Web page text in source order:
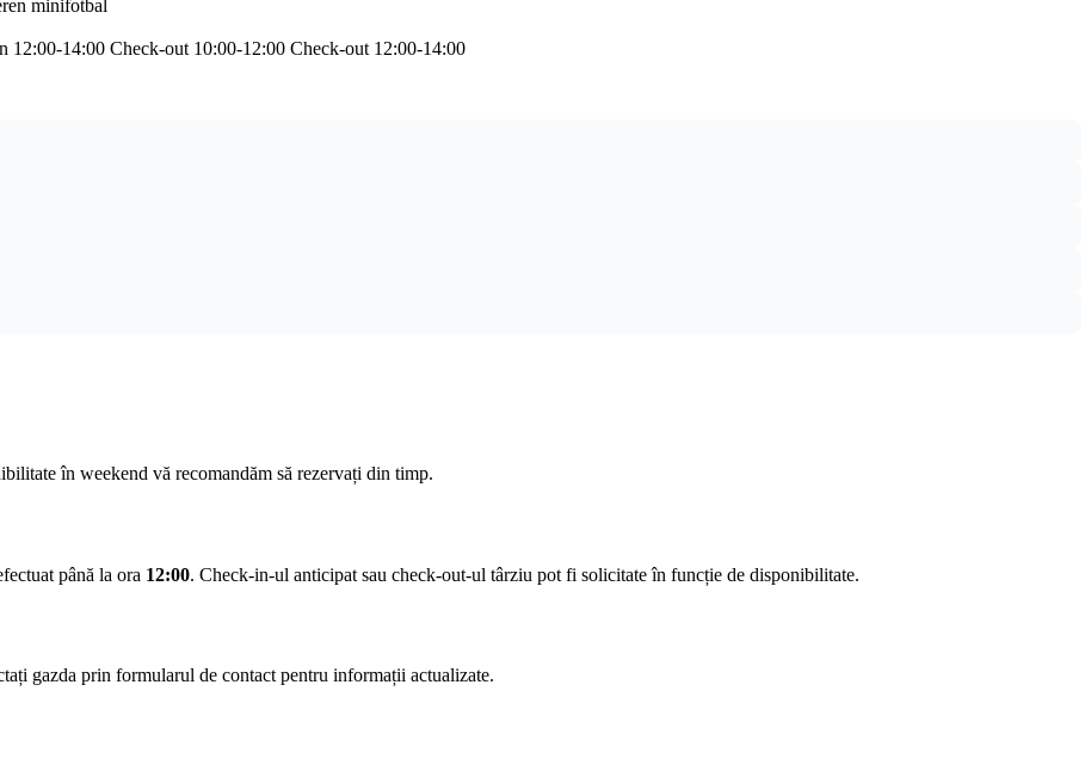
minifotbal
12:00-14:00 Check-out 10:00-12:00 Check-out 12:00-14:00
în weekend vă recomandăm să rezervați din timp.
până la ora 12:00. Check-in-ul anticipat sau check-out-ul târziu pot fi solicitate în funcție de disponibilitate.
gazda prin formularul de contact pentru informații actualizate.